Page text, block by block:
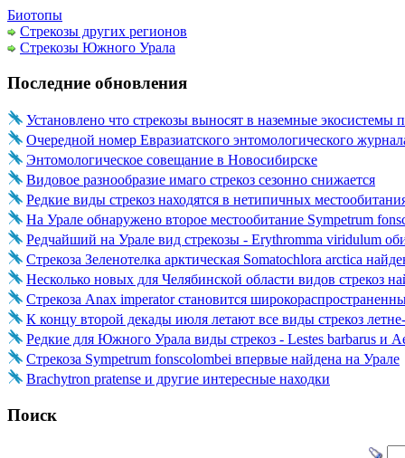
Биотопы
Стрекозы других регионов
Стрекозы Южного Урала
Последние обновления
Установлено что стрекозы выносят в наземные
Очередной номер Евразиатского энтомологического
Энтомологическое совещание в Новосибирске
Видовое разнообразие имаго стрекоз сезонно снижается
Редкие виды стрекоз находятся в нетипичных
На Урале обнаружено второе местообитание Sympetrum
Редчайший на Урале вид стрекозы - Erythromma viridulum
Стрекоза Зеленотелка арктическая Somatochlora arctica
Несколько новых для Челябинской области видов стрекоз
Стрекоза Anax imperator становится
К концу второй декады июля летают все виды стрекоз
Редкие для Южного Урала виды стрекоз - Lestes barbarus и
Стрекоза Sympetrum fonscolombei впервые найдена на Урале
Brachytron pratense и другие интересные находки
Поиск